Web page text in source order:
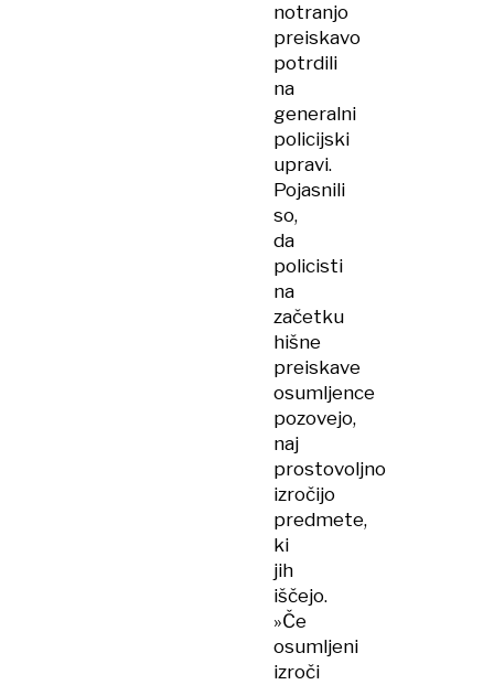
notranjo
preiskavo
potrdili
na
generalni
policijski
upravi.
Pojasnili
so,
da
policisti
na
začetku
hišne
preiskave
osumljence
pozovejo,
naj
prostovoljno
izročijo
predmete,
ki
jih
iščejo.
»Če
osumljeni
izroči